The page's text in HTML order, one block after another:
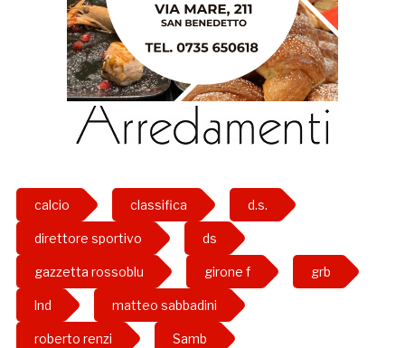
calcio classifica d.s.
direttore sportivo ds
gazzetta rossoblu girone f grb
lnd matteo sabbadini
roberto renzi Samb